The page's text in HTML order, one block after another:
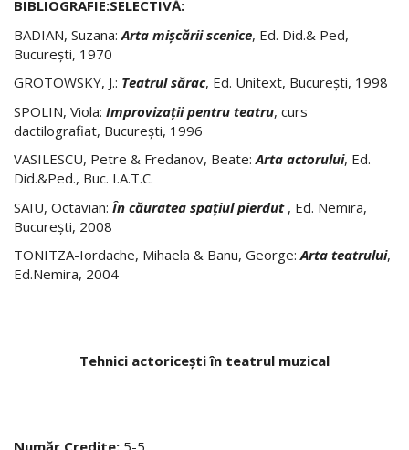
BIBLIOGRAFIE:SELECTIVĂ:
BADIAN, Suzana:Arta mişcării scenice, Ed. Did.& Ped,
Bucureşti, 1970
GROTOWSKY, J.: Teatrul sărac, Ed. Unitext, Bucureşti, 1998
SPOLIN, Viola: Improvizaţii pentru teatru, curs
dactilografiat, Bucureşti, 1996
VASILESCU, Petre & Fredanov, Beate:Arta actorului, Ed.
Did.&Ped., Buc. I.A.T.C.
SAIU, Octavian: În căuratea spaţiul pierdut, Ed. Nemira,
Bucureşti, 2008
TONITZA-Iordache, Mihaela & Banu, George:Arta teatrului,
Ed.Nemira, 2004
Tehnici actoriceşti în teatrul muzical
Număr Credite: 5-5